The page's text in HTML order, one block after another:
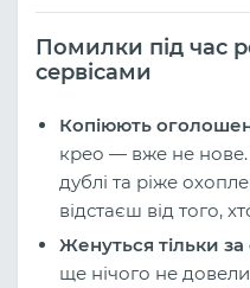
Помилки під час
сервісами
Копіюють
крео — вже не
дублі та ріже
відстаєш від того,
Женуться тільки за
ще нічого не